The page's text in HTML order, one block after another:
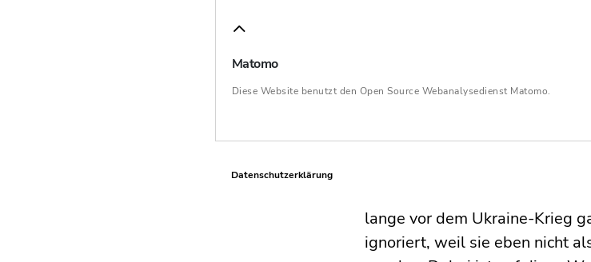
grundlegend zu erschüttern
Erfindung, aber in der
Kriegsführung weitaus
In der Tat. Man
deutsche
lange vor dem Ukraine-Krieg
ignoriert, weil sie eben nicht
Matomo
Diese Website benutzt den Open Source Webanalysedienst Matomo.
Datenschutzerklärung